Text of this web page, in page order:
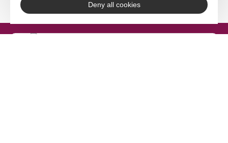
Deny all cookies